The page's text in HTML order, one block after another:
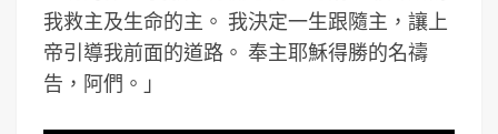
我救主及生命的主。 我決定一生跟隨主，讓上
帝引導我前面的道路。 奉主耶穌得勝的名禱
告，阿們。」